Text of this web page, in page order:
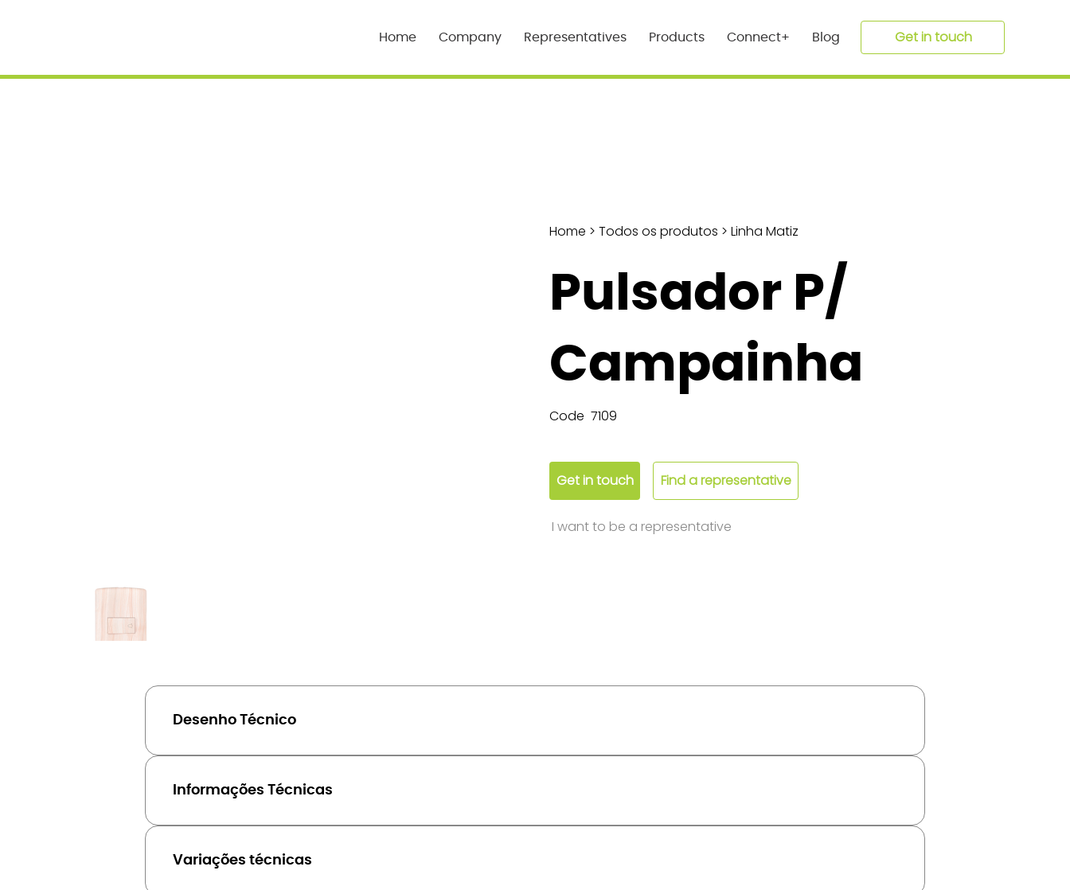
Home Company Representatives Products Connect+ Blog Get in touch
Home > Todos os produtos > Linha Matiz
Pulsador P/
Campainha
Code 7109
Get in touch Find a representative
I want to be a representative
Desenho Técnico
Informações Técnicas
Variações técnicas